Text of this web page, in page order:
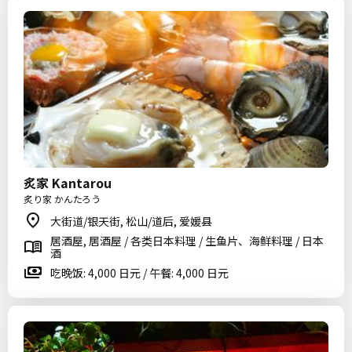
炙家 Kantarou
炙り家 かんたろう
大街道/银天街, 松山/道后, 爱媛县
居酒屋, 居酒屋 / 各类日本料理 / 生鱼片、海鲜料理 / 日本
酒
吃晚饭: 4,000 日元 / 午餐: 4,000 日元